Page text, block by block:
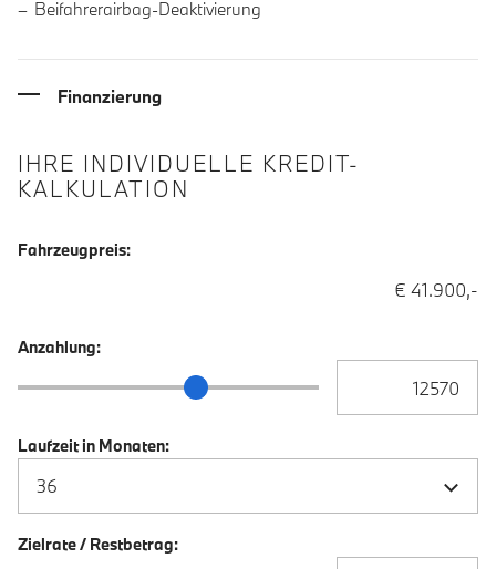
Beifahrerairbag-Deaktivierung
Finanzierung
IHRE INDIVIDUELLE KREDIT-
KALKULATION
Fahrzeugpreis:
€ 41.900,-
Anzahlung:
Anzahlung Schieberegler
Laufzeit in Monaten:
Zielrate / Restbetrag: